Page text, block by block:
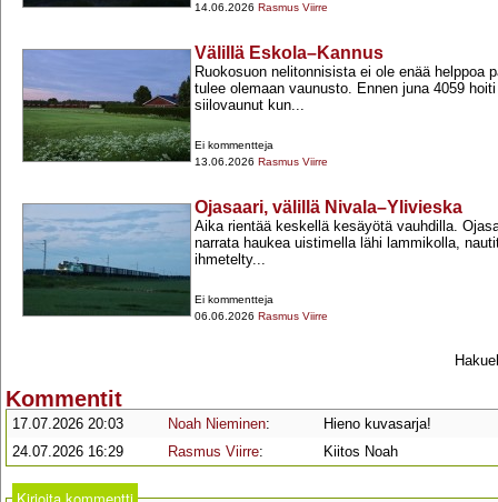
14.06.2026 Rasmus Viirre
Välillä Eskola–Kannus
Ruokosuon nelitonnisista ei ole enää helppoa
tulee olemaan vaunusto. Ennen juna 4059
siilovaunut kun...
Ei kommentteja
13.06.2026 Rasmus Viirre
Ojasaari, välillä Nivala–Ylivieska
Aika rientää keskellä kesäyötä vauhdilla.
narrata haukea uistimella lähi lammikolla,
ihmetelty...
Ei kommentteja
06.06.2026 Rasmus Viirre
Kommentit
17.07.2026 20:03 Noah Nieminen:
Hieno kuvasarja!
24.07.2026 16:29
Rasmus Viirre: Kiitos Noah